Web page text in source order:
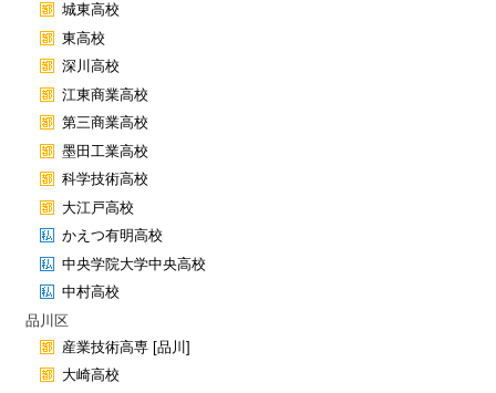
城東高校
東高校
深川高校
江東商業高校
第三商業高校
墨田工業高校
科学技術高校
大江戸高校
かえつ有明高校
中央学院大学中央高校
中村高校
品川区
産業技術高専 [品川]
大崎高校